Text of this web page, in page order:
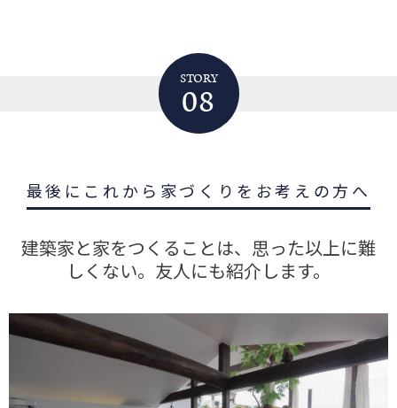
STORY
08
最後にこれから家づくりをお考えの方へ
建築家と家をつくることは、思った以上に難
しくない。友人にも紹介します。